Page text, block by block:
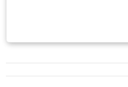
geweren, werden op
van heit opgeslagen.
wapens mee gedropt